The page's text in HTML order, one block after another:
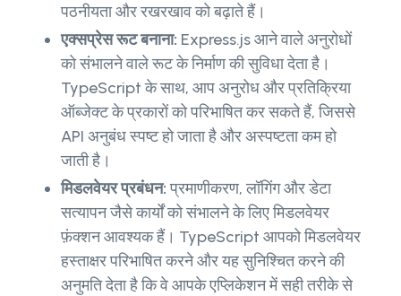
पठनीयता और रखरखाव को बढ़ाते हैं।
एक्सप्रेस रूट बनाना: Express.js आने वाले अनुरोधों
को संभालने वाले रूट के निर्माण की सुविधा देता है।
TypeScript के साथ, आप अनुरोध और प्रतिक्रिया
ऑब्जेक्ट के प्रकारों को परिभाषित कर सकते हैं, जिससे
API अनुबंध स्पष्ट हो जाता है और अस्पष्टता कम हो
जाती है।
मिडलवेयर प्रबंधन:प्रमाणीकरण, लॉगिंग और डेटा
सत्यापन जैसे कार्यों को संभालने के लिए मिडलवेयर
फ़ंक्शन आवश्यक हैं। TypeScript आपको मिडलवेयर
हस्ताक्षर परिभाषित करने और यह सुनिश्चित करने की
अनुमति देता है कि वे आपके एप्लिकेशन में सही तरीके से